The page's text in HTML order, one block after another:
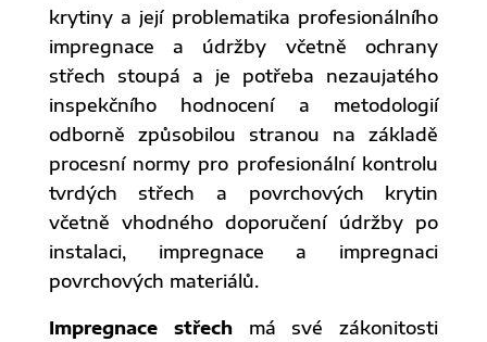
krytiny a její problematika profesionálního
impregnace a údržby včetně ochrany
střech stoupá a je potřeba nezaujatého
inspekčního hodnocení a metodologií
odborně způsobilou stranou na základě
procesní normy pro profesionální kontrolu
tvrdých střech a povrchových krytin
včetně vhodného doporučení údržby po
instalaci, impregnace a impregnaci
povrchových materiálů.
Impregnace střechmá své zákonitosti